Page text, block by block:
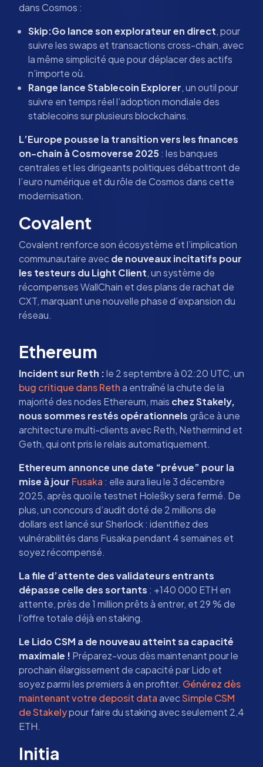
dans Cosmos :
Skip:Go lance son explorateur en direct, pour
suivre les swaps et transactions cross-chain, avec
la même simplicité que pour déplacer des actifs
n’importe où.
Range lance Stablecoin Explorer, un outil pour
suivre en temps réel l’adoption mondiale des
stablecoins sur plusieurs blockchains.
L’Europe pousse la transition vers les finances
on-chain à Cosmoverse 2025: les banques
centrales et les dirigeants politiques débattront de
l’euro numérique et du rôle de Cosmos dans cette
modernisation.
Covalent
Covalent renforce son écosystème et l’implication
communautaire avecde nouveaux incitatifs pour
les testeurs du Light Client, un système de
récompenses WallChain et des plans de rachat de
CXT, marquant une nouvelle phase d’expansion du
réseau.
Ethereum
Incident sur Reth :le 2 septembre à 02:20 UTC, un
bug critique dans Retha entraîné la chute de la
majorité des nodes Ethereum, mais chez Stakely,
nous sommes restés opérationnelsgrâce à une
architecture multi-clients avec Reth, Nethermind et
Geth, qui ont pris le relais automatiquement.
Ethereum annonce une date “prévue” pour la
mise à jour Fusaka : elle aura lieu le 3 décembre
2025, après quoi le testnet Holešky sera fermé. De
plus, un concours d’audit doté de 2 millions de
dollars est lancé sur Sherlock : identifiez des
vulnérabilités dans Fusaka pendant 4 semaines et
soyez récompensé.
La file d’attente des validateurs entrants
dépasse celle des sortants : +140 000 ETH en
attente, près de 1 million prêts à entrer, et 29 % de
l’offre totale déjà en staking.
Le Lido CSM a de nouveau atteint sa capacité
maximale ! Préparez-vous dès maintenant pour le
prochain élargissement de capacité par Lido et
soyez parmi les premiers à en profiter. Générez dès
maintenant votre deposit dataavecSimple CSM
de Stakelypour faire du staking avec seulement 2,4
ETH.
Initia